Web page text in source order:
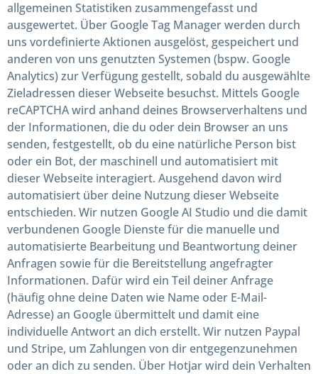
allgemeinen Statistiken zusammengefasst und
ausgewertet. Über Google Tag Manager werden durch
uns vordefinierte Aktionen ausgelöst, gespeichert und
anderen von uns genutzten Systemen (bspw. Google
Analytics) zur Verfügung gestellt, sobald du ausgewählte
Zieladressen dieser Webseite besuchst. Mittels Google
reCAPTCHA wird anhand deines Browserverhaltens und
der Informationen, die du oder dein Browser an uns
senden, festgestellt, ob du eine natürliche Person bist
oder ein Bot, der maschinell und automatisiert mit
dieser Webseite interagiert. Ausgehend davon wird
automatisiert über deine Nutzung dieser Webseite
entschieden. Wir nutzen Google AI Studio und die damit
verbundenen Google Dienste für die manuelle und
automatisierte Bearbeitung und Beantwortung deiner
Anfragen sowie für die Bereitstellung angefragter
Informationen. Dafür wird ein Teil deiner Anfrage
(häufig ohne deine Daten wie Name oder E-Mail-
Adresse) an Google übermittelt und damit eine
individuelle Antwort an dich erstellt. Wir nutzen Paypal
und Stripe, um Zahlungen von dir entgegenzunehmen
oder an dich zu senden. Über Hotjar wird dein Verhalten